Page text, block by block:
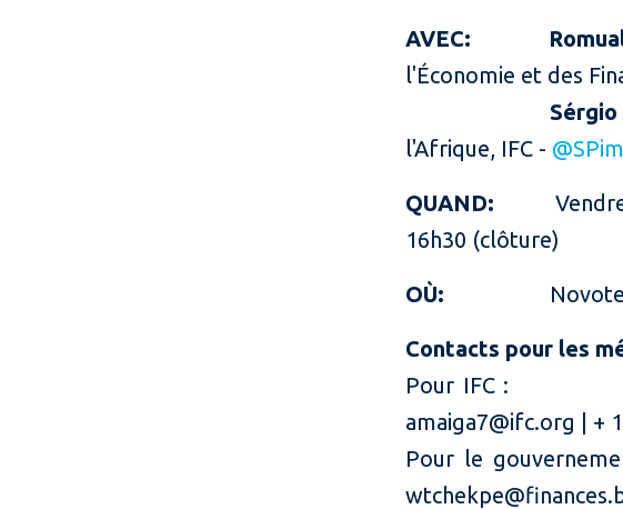
AVEC:
l'Économie et des
Sérgio
l'Afrique, IFC -
QUAND:
16h30 (clôture)
OÙ:
Contacts pour les
Pour
amaiga7@ifc.org | +
Pour le